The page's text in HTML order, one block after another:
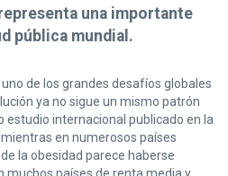
una importante
pública mundial.
de los grandes desafíos globales
ya no sigue un mismo patrón
estudio internacional publicado en la
en numerosos países
la obesidad parece haberse